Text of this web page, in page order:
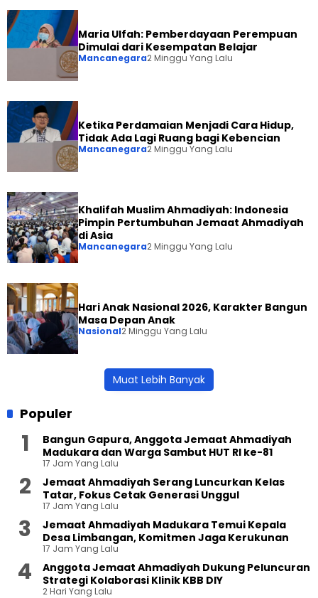
Maria Ulfah: Pemberdayaan Perempuan
Dimulai dari Kesempatan Belajar
Mancanegara2 Minggu Yang Lalu
Ketika Perdamaian Menjadi Cara Hidup,
Tidak Ada Lagi Ruang bagi Kebencian
Mancanegara2 Minggu Yang Lalu
Khalifah Muslim Ahmadiyah: Indonesia
Pimpin Pertumbuhan Jemaat Ahmadiyah
di Asia
Mancanegara2 Minggu Yang Lalu
Hari Anak Nasional 2026, Karakter Bangun
Masa Depan Anak
Nasional2 Minggu Yang Lalu
Muat Lebih Banyak
Populer
Bangun Gapura, Anggota Jemaat Ahmadiyah
Madukara dan Warga Sambut HUT RI ke-81
17 Jam Yang Lalu
Jemaat Ahmadiyah Serang Luncurkan Kelas
Tatar, Fokus Cetak Generasi Unggul
17 Jam Yang Lalu
Jemaat Ahmadiyah Madukara Temui Kepala
Desa Limbangan, Komitmen Jaga Kerukunan
17 Jam Yang Lalu
Anggota Jemaat Ahmadiyah Dukung Peluncuran
Strategi Kolaborasi Klinik KBB DIY
2 Hari Yang Lalu